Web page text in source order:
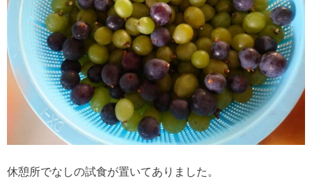
休憩所でなしの試食が置いてありました。